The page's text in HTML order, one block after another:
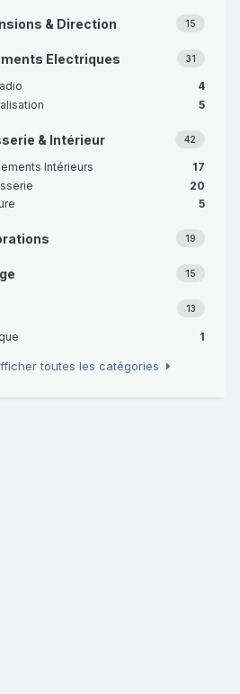
15
& Direction
31
Electriques
4
5
42
& Intérieur
17
Intérieurs
20
5
19
15
13
1
toutes les catégories